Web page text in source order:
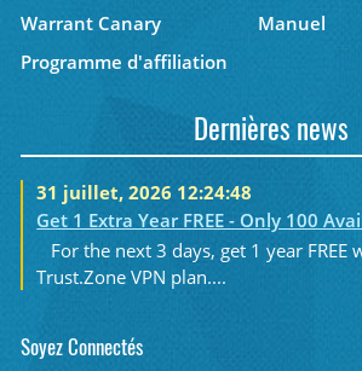
Warrant Canary
Manuel
Programme d'affiliation
Dernières news
31 juillet, 2026 12:24:48
Get 1 Extra Year FREE - Only 100
For the next 3 days, get 1 year FREE
Trust.Zone VPN plan....
Soyez Connectés